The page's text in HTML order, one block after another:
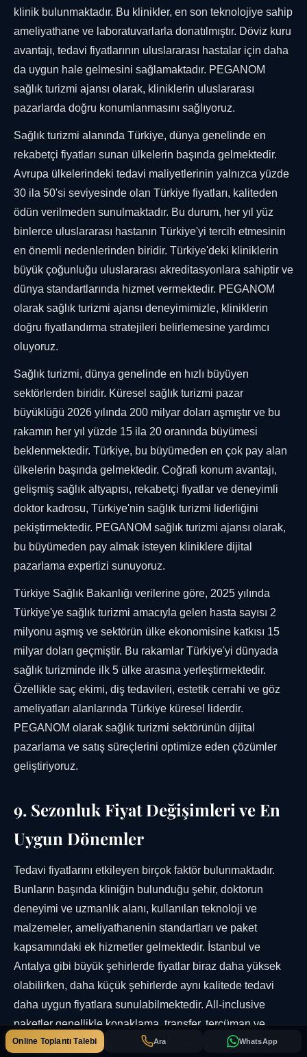
klinik bulunmaktadır. Bu klinikler, en son teknolojiye sahip
ameliyathane ve laboratuvarlarla donatılmıştır. Döviz kuru
avantajı, tedavi fiyatlarının uluslararası hastalar için daha
da uygun hale gelmesini sağlamaktadır. PEGANOM
sağlık turizmi ajansı olarak, kliniklerin uluslararası
pazarlarda doğru konumlanmasını sağlıyoruz.
Sağlık turizmi alanında Türkiye, dünya genelinde en
rekabetçi fiyatları sunan ülkelerin başında gelmektedir.
Avrupa ülkelerindeki tedavi maliyetlerinin yalnızca yüzde
30 ila 50'si seviyesinde olan Türkiye fiyatları, kaliteden
ödün verilmeden sunulmaktadır. Bu durum, her yıl yüz
binlerce uluslararası hastanın Türkiye'yi tercih etmesinin
en önemli nedenlerinden biridir. Türkiye'deki kliniklerin
büyük çoğunluğu uluslararası akreditasyonlara sahiptir ve
dünya standartlarında hizmet vermektedir. PEGANOM
olarak sağlık turizmi ajansı deneyimimizle, kliniklerin
doğru fiyatlandırma stratejileri belirlemesine yardımcı
oluyoruz.
Sağlık turizmi, dünya genelinde en hızlı büyüyen
sektörlerden biridir. Küresel sağlık turizmi pazar
büyüklüğü 2026 yılında 200 milyar doları aşmıştır ve bu
rakamın her yıl yüzde 15 ila 20 oranında büyümesi
beklenmektedir. Türkiye, bu büyümeden en çok pay alan
ülkelerin başında gelmektedir. Coğrafi konum avantajı,
gelişmiş sağlık altyapısı, rekabetçi fiyatlar ve deneyimli
doktor kadrosu, Türkiye'nin sağlık turizmi liderliğini
pekiştirmektedir. PEGANOM sağlık turizmi ajansı olarak,
bu büyümeden pay almak isteyen kliniklere dijital
pazarlama expertizi sunuyoruz.
Türkiye Sağlık Bakanlığı verilerine göre, 2025 yılında
Türkiye'ye sağlık turizmi amacıyla gelen hasta sayısı 2
milyonu aşmış ve sektörün ülke ekonomisine katkısı 15
milyar doları geçmiştir. Bu rakamlar Türkiye'yi dünyada
sağlık turizminde ilk 5 ülke arasına yerleştirmektedir.
Özellikle saç ekimi, diş tedavileri, estetik cerrahi ve göz
ameliyatları alanlarında Türkiye küresel liderdir.
PEGANOM olarak sağlık turizmi sektörünün dijital
pazarlama ve satış süreçlerini optimize eden çözümler
geliştiriyoruz.
9. Sezonluk Fiyat Değişimleri ve En
Uygun Dönemler
Tedavi fiyatlarını etkileyen birçok faktör bulunmaktadır.
Bunların başında kliniğin bulunduğu şehir, doktorun
deneyimi ve uzmanlık alanı, kullanılan teknoloji ve
malzemeler, ameliyathanenin standartları ve paket
kapsamındaki ek hizmetler gelmektedir. İstanbul ve
Antalya gibi büyük şehirlerde fiyatlar biraz daha yüksek
olabilirken, daha küçük şehirlerde aynı kalitede tedavi
daha uygun fiyatlara sunulabilmektedir. All-inclusive
paketler genellikle konaklama, transfer, tercüman ve
kontrol muayenelerini kapsamaktadır. PEGANOM'un
Ara WhatsApp
Online Toplantı Talebi